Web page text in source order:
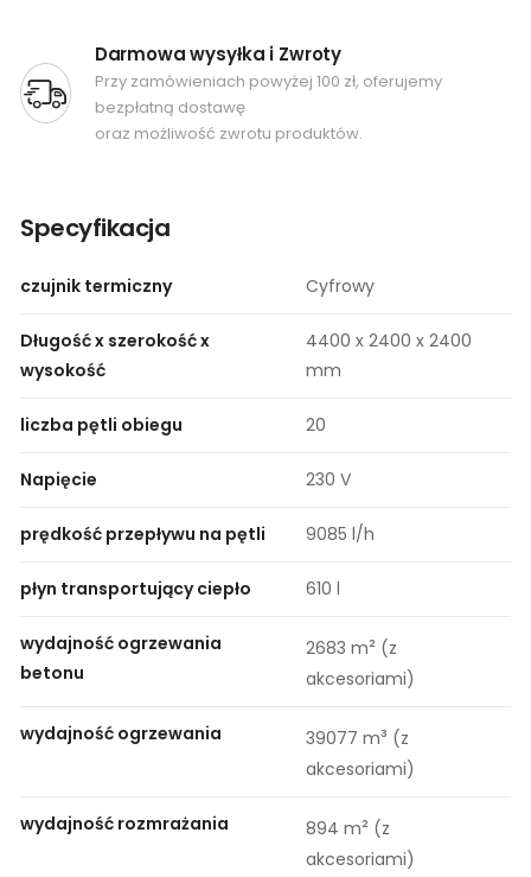
Darmowa wysyłka i Zwroty
Przy zamówieniach powyżej 100 zł, oferujemy
bezpłatną dostawę
oraz możliwość zwrotu produktów.
Specyfikacja
czujnik termiczny Cyfrowy
Długość x szerokość x
wysokość
4400 x 2400 x 2400
mm
liczba pętli obiegu 20
Napięcie 230 V
prędkość przepływu na pętli 9085 l/h
płyn transportujący ciepło 610 l
wydajność ogrzewania
betonu
2683 m² (z
akcesoriami)
wydajność ogrzewania 39077 m³ (z
akcesoriami)
wydajność rozmrażania 894 m² (z
akcesoriami)